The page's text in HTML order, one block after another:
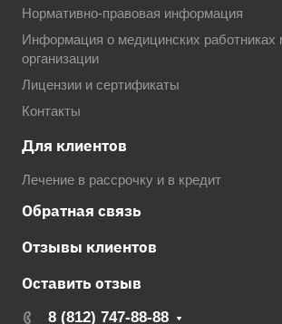
Нормативно-правовая информация
Информация о медицинских работниках
организации
Лицензии и сертификаты
Контакты
Для клиентов
Лечение в рассрочку и в кредит
Обратная связь
Отзывы клиентов
Оставить отзыв
8 (812) 747-88-88